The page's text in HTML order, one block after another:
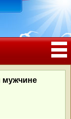
ЮБИЛЕЕМ
мужчине